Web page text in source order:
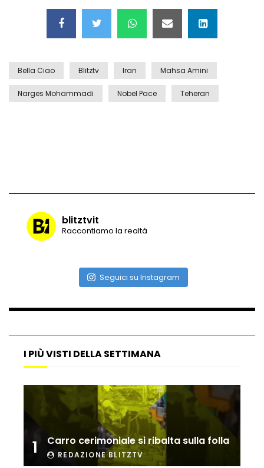
Il gelo estremo crea un vulcano
Vulcano di ghiaccio a New York #neve
Atterraggio di emergenza tra le auto:
attimi di paura
Incidente aereo a Mogadiscio, aereo
perde il controllo
Ucraina, ecco come gli F16 intercettano
Tir bloccato sul passaggio a livello:
treno lo distrugge
Parco divertimenti, attrazione cede
all’improvviso
Bella Ciao Blitztv Iran Mahsa Amini
Narges Mohammadi Nobel Pace Teheran
blitztvit
Raccontiamo la realtà
Seguici su Instagram
I PIÙ VISTI DELLA SETTIMANA
1 Carro cerimoniale si ribalta sulla folla
REDAZIONE BLITZTV